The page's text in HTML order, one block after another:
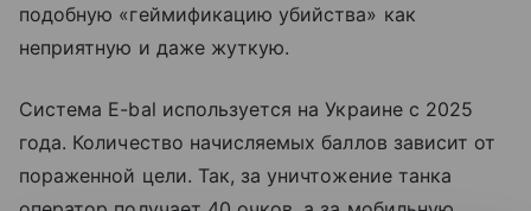
подобную «геймификацию убийства» как
неприятную и даже жуткую.
Система E-bal используется на Украине с 2025
года. Количество начисляемых баллов зависит от
пораженной цели. Так, за уничтожение танка